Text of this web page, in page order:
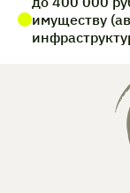
имуществу